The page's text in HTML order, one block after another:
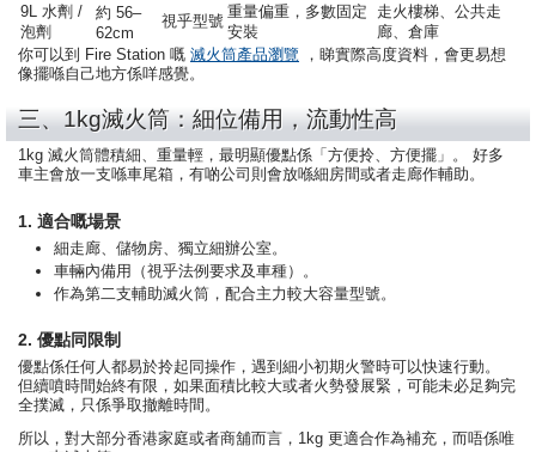
9L 水劑 /
泡劑
約 56–
62cm
視乎型號
重量偏重，多數固定
安裝
走火樓梯、公共走
廊、倉庫
你可以到 Fire Station 嘅 滅火筒產品瀏覽 ，睇實際高度資料，會更易想
像擺喺自己地方係咩感覺。
三、1kg滅火筒：細位備用，流動性高
1kg 滅火筒體積細、重量輕，最明顯優點係「方便拎、方便擺」。 好多
車主會放一支喺車尾箱，有啲公司則會放喺細房間或者走廊作輔助。
1. 適合嘅場景
細走廊、儲物房、獨立細辦公室。
車輛內備用（視乎法例要求及車種）。
作為第二支輔助滅火筒，配合主力較大容量型號。
2. 優點同限制
優點係任何人都易於拎起同操作，遇到細小初期火警時可以快速行動。
但續噴時間始終有限，如果面積比較大或者火勢發展緊，可能未必足夠完
全撲滅，只係爭取撤離時間。
所以，對大部分香港家庭或者商舖而言，1kg 更適合作為補充，而唔係唯